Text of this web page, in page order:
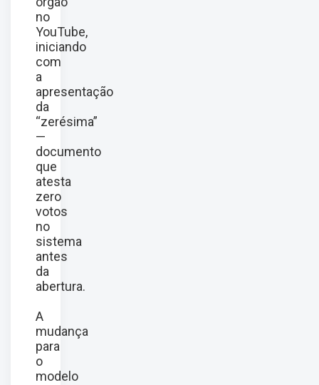
no
YouTube,
iniciando
com
a
apresentação
da
“zerésima”
—
documento
que
atesta
zero
votos
no
sistema
antes
da
abertura.
A
mudança
para
o
modelo